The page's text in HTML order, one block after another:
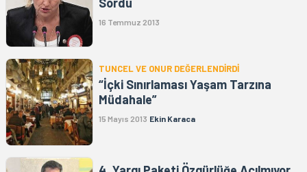
16 Temmuz 2013
TUNCEL VE ONUR DEĞERLENDİRDİ
“İçki Sınırlaması Yaşam Tarzına
Müdahale”
15 Mayıs 2013 Ekin Karaca